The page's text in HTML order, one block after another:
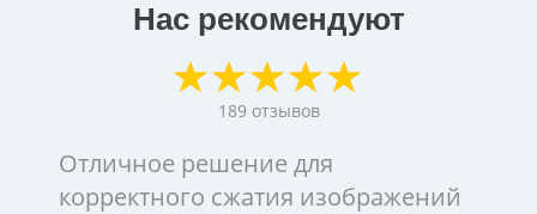
Нас рекомендуют
189 отзывов
Отличное решение для
корректного сжатия изображений